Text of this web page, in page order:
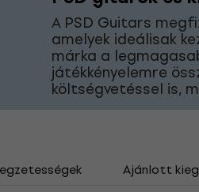
A PSD Guitars
amelyek ideálisak
márka a
játékkényelemre
költségvetéssel is,
Ajánlott